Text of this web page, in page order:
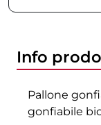
Info
Pallone
gonfiabile